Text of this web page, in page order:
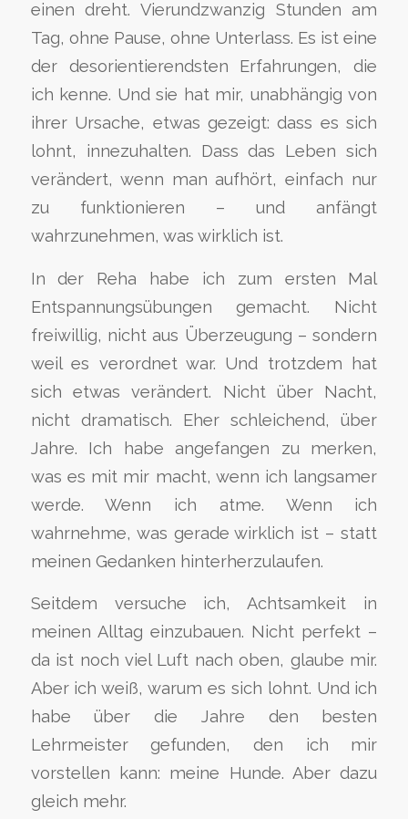
einen dreht. Vierundzwanzig Stunden am
Tag, ohne Pause, ohne Unterlass. Es ist eine
der desorientierendsten Erfahrungen, die
ich kenne. Und sie hat mir, unabhängig von
ihrer Ursache, etwas gezeigt: dass es sich
lohnt, innezuhalten. Dass das Leben sich
verändert, wenn man aufhört, einfach nur
zu funktionieren – und anfängt
wahrzunehmen, was wirklich ist.
In der Reha habe ich zum ersten Mal
Entspannungsübungen gemacht. Nicht
freiwillig, nicht aus Überzeugung – sondern
weil es verordnet war. Und trotzdem hat
sich etwas verändert. Nicht über Nacht,
nicht dramatisch. Eher schleichend, über
Jahre. Ich habe angefangen zu merken,
was es mit mir macht, wenn ich langsamer
werde. Wenn ich atme. Wenn ich
wahrnehme, was gerade wirklich ist – statt
meinen Gedanken hinterherzulaufen.
Seitdem versuche ich, Achtsamkeit in
meinen Alltag einzubauen. Nicht perfekt –
da ist noch viel Luft nach oben, glaube mir.
Aber ich weiß, warum es sich lohnt. Und ich
habe über die Jahre den besten
Lehrmeister gefunden, den ich mir
vorstellen kann: meine Hunde. Aber dazu
gleich mehr.